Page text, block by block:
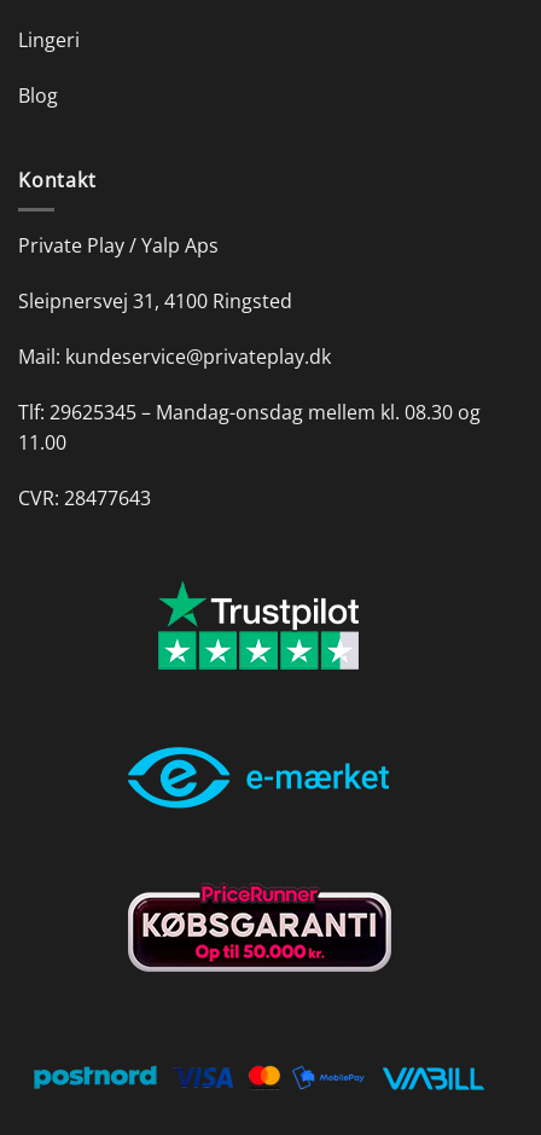
Lingeri
Blog
Kontakt
Private Play / Yalp Aps
Sleipnersvej 31, 4100 Ringsted
Mail: kundeservice@privateplay.dk
Tlf: 29625345 – Mandag-onsdag mellem kl. 08.30 og
11.00
CVR: 28477643